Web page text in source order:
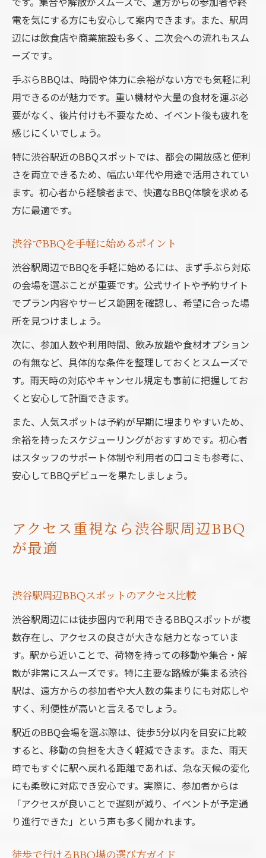
電を気にする方にも安心して案内できます。また、駅周
辺には飲食店や商業施設も多く、二次会への流れもスム
ーズです。
手ぶらBBQは、時間や体力に余裕がない方でも気軽に利
用できるのが魅力です。重い機材や大量の食材を運ぶ必
要がなく、後片付けも不要なため、イベント後も疲れを
感じにくいでしょう。
特に渋谷駅近のBBQスポットでは、都会の開放感と便利
さを両立できるため、幅広い年代や用途で活用されてい
ます。初心者から経験者まで、快適なBBQ体験を求める
方に最適です。
渋谷でBBQを手軽に始めるポイント
渋谷駅周辺でBBQを手軽に始めるには、まず手ぶら対応
の会場を選ぶことが重要です。公式サイトや予約サイト
でプラン内容やサービス範囲を確認し、希望に合った場
所を見つけましょう。
次に、参加人数や利用時間、飲み放題や食材オプション
の有無など、具体的な条件を整理しておくとスムーズで
す。雨天時の対応やキャンセル規定も事前に把握してお
くと安心して計画できます。
また、人気スポットは予約が早期に埋まりやすいため、
余裕を持ったスケジューリングがおすすめです。初心者
はスタッフのサポート体制や利用者の口コミも参考に、
安心してBBQデビューを果たしましょう。
アクセス重視なら渋谷駅周辺BBQ
が最適
渋谷駅周辺BBQスポットのアクセス比較
渋谷駅周辺には徒歩圏内で利用できるBBQスポットが複
数存在し、アクセスの良さが大きな魅力となっていま
す。駅から近いことで、荷物を持っての移動や集合・解
散が非常にスムーズです。特に主要な路線が集まる渋谷
駅は、遠方からの参加者や大人数の集まりにも対応しや
すく、利便性が高いと言えるでしょう。
駅近のBBQ会場を選ぶ際は、徒歩5分以内を目安に比較
すると、移動の負担を大きく軽減できます。また、雨天
時でもすぐに駅へ戻れる距離であれば、急な天候の変化
にも柔軟に対応でき安心です。実際に、参加者からは
「アクセスが良いことで遅刻が減り、イベントが予定通
り進行できた」という声も多く聞かれます。